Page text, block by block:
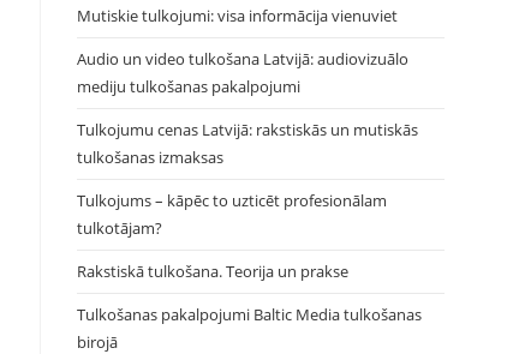
Mutiskie tulkojumi: visa informācija vienuviet
Audio un video tulkošana Latvijā: audiovizuālo
mediju tulkošanas pakalpojumi
Tulkojumu cenas Latvijā: rakstiskās un mutiskās
tulkošanas izmaksas
Tulkojums – kāpēc to uzticēt profesionālam
tulkotājam?
Rakstiskā tulkošana. Teorija un prakse
Tulkošanas pakalpojumi Baltic Media tulkošanas
birojā